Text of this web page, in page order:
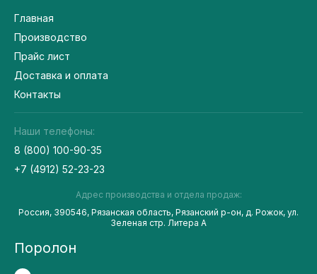
Главная
Производство
Прайс лист
Доставка и оплата
Контакты
Наши телефоны:
8 (800) 100-90-35
+7 (4912) 52-23-23
Адрес производства и отдела продаж:
Россия, 390546, Рязанская область, Рязанский р-он, д. Рожок, ул.
Зеленая стр. Литера А
Поролон